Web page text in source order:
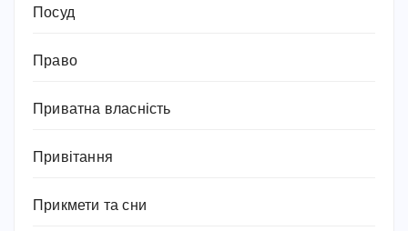
Посуд
Право
Приватна власність
Привітання
Прикмети та сни